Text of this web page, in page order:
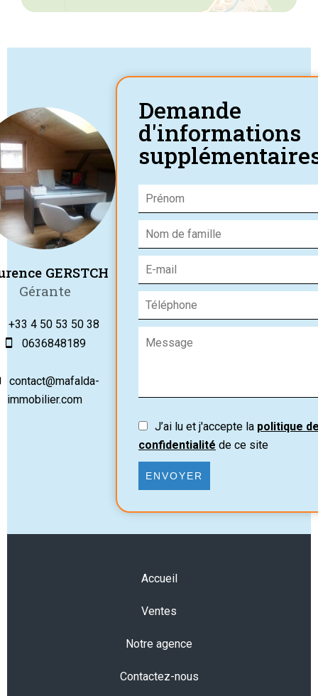
GERSTCH
Gérante
+33 4 50 53 50 38
0636848189
contact@mafalda-
immobilier.com
Demande
d'informations
J’ai lu et j'accepte la politique
confidentialité de ce site
ENVOYER
Accueil
Ventes
Notre agence
Contactez-nous